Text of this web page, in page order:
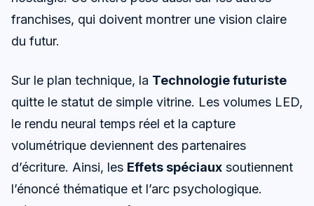
franchises, qui doivent montrer une vision claire
du futur.
Sur le plan technique, la Technologie futuriste
quitte le statut de simple vitrine. Les volumes LED,
le rendu neural temps réel et la capture
volumétrique deviennent des partenaires
d’écriture. Ainsi, les Effets spéciaux soutiennent
l’énoncé thématique et l’arc psychologique.